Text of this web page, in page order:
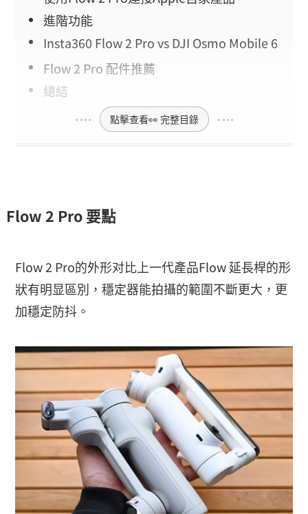
進階功能
Insta360 Flow 2 Pro vs DJI Osmo Mobile 6
Flow 2 Pro 配件推薦
總結
點擊查看👀 完整目錄
Flow 2 Pro 要點
Flow 2 Pro的外形对比上一代產品Flow 延長桿的形
狀有明显區別，穩定器能拍攝的範圍不斷更大，更
加穩定防抖。